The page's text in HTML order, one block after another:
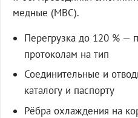
медные (МВС).
Перегрузка до 120 % —
протоколам на тип
Соединительные и
каталогу и паспорту
Рёбра охлаждения на